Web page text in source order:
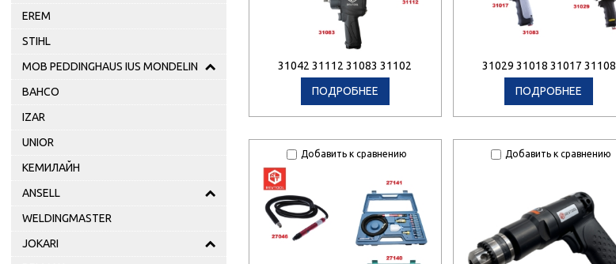
EREM
STIHL
MOB PEDDINGHAUS IUS MONDELIN
BAHCO
IZAR
UNIOR
КЕМИЛАЙН
ANSELL
WELDINGMASTER
JOKARI
31042 31112 31083 31102
ПОДРОБНЕЕ
31029 31018 31017 31108
ПОДРОБНЕЕ
Добавить к сравнению Добавить к сравнению